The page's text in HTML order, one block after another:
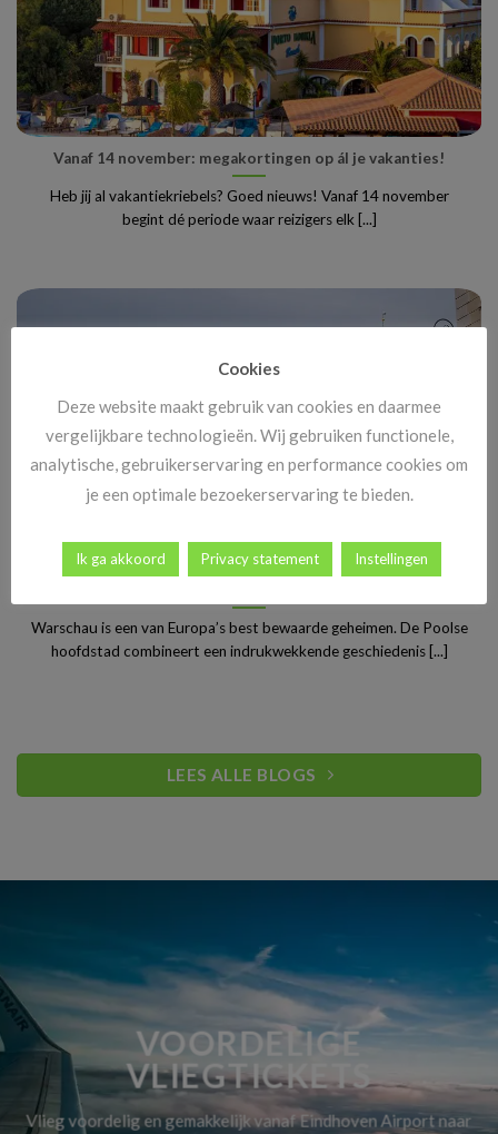
Vanaf 14 november: megakortingen op ál je vakanties!
Heb jij al vakantiekriebels? Goed nieuws! Vanaf 14 november
begint dé periode waar reizigers elk [...]
Stedentrip Warschau: ontdek de verrassende charme van
Warschau is een van Europa’s best bewaarde geheimen. De Poolse
hoofdstad combineert een indrukwekkende geschiedenis [...]
LEES ALLE BLOGS
VOORDELIGE
VLIEGTICKETS
Vlieg voordelig en gemakkelijk vanaf Eindhoven Airport naar
Cookies
Deze website maakt gebruik van cookies en daarmee
vergelijkbare technologieën. Wij gebruiken functionele,
analytische, gebruikerservaring en performance cookies om
je een optimale bezoekerservaring te bieden.
Ik ga akkoord Privacy statement Instellingen